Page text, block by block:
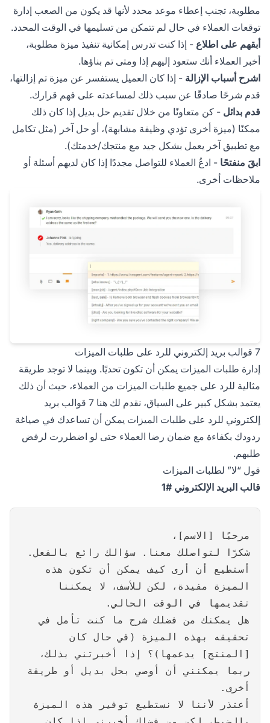
مطلوبة، تجنب إعطاء موعد محدد لأنها قد يكون من الصعب إدارة
توقعات العملاء في حال لم تتمكن من تسليمها في الوقت المحدد.
أبقهم على اطلاع - إذا كنت تدرس إمكانية تنفيذ ميزة مطلوبة،
أخبر العملاء أنك ستعود إليهم إذا ومتى تم بناؤها.
اشرح أسباب الإزالة - إذا كان العميل يستفسر عن ميزة تم إزالتها،
قدم شرحًا صادقًا عن سبب ذلك لمساعدته على فهم قرارك.
قدم بدائل - كن متعاونًا من خلال تقديم حل بديل إذا كان ذلك
ممكنًا (ميزة أخرى تؤدي وظيفة مشابهة)، أو حل آخر (مثل تكامل
مع تطبيق آخر يعمل بشكل جيد مع منتجك/خدمتك).
ابقَ منفتحًا - ادعُ العملاء للتواصل مجددًا إذا كان لديهم أسئلة أو
ملاحظات أخرى.
7 قوالب بريد إلكتروني للرد على طلبات الميزات
إدارة طلبات الميزات يمكن أن تكون تحديًا. وبينما لا توجد طريقة
مثالية للرد على جميع طلبات الميزات من العملاء، حيث أن ذلك
يعتمد بشكل كبير على السياق، نقدم لك هنا 7 قوالب بريد
إلكتروني للرد على طلبات الميزات يمكن أن تساعدك في صياغة
ردودك بكفاءة مع ضمان رضا العملاء حتى لو اضطررت لرفض
طلبهم.
قول “لا” لطلبات الميزات
قالب البريد الإلكتروني #1
مرحبًا [الاسم]،
شكرًا لتواصلك معنا. سؤالك رائع بالفعل.
أستطيع أن أرى كيف يمكن أن تكون هذه
الميزة مفيدة، لكن للأسف، لا يمكننا
تقديمها في الوقت الحالي.
هل يمكنك من فضلك شرح ما كنت تأمل في
تحقيقه بهذه الميزة (في حال كان
[المنتج] يدعمها)؟ إذا أخبرتني بذلك،
ربما يمكنني أن أوصي بحل بديل أو طريقة
أخرى.
أعتذر لأننا لا نستطيع توفير هذه الميزة